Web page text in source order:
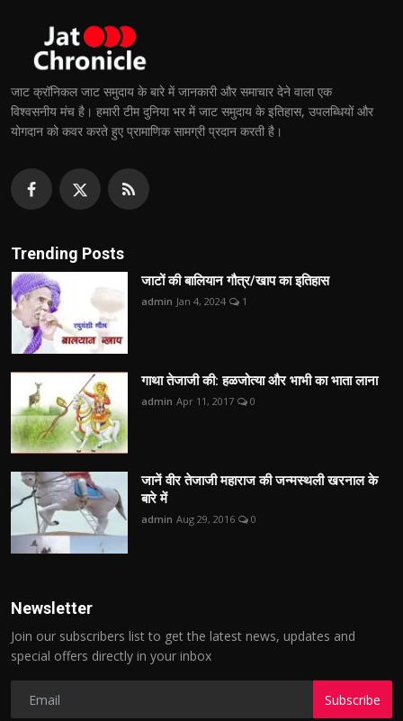
जाट क्रॉनिकल जाट समुदाय के बारे में जानकारी और समाचार देने वाला एक
विश्वसनीय मंच है। हमारी टीम दुनिया भर में जाट समुदाय के इतिहास, उपलब्धियों और
योगदान को कवर करते हुए प्रामाणिक सामग्री प्रदान करती है।
Trending Posts
जाटों की बालियान गौत्र/खाप का इतिहास
admin Jan 4, 2024 1
गाथा तेजाजी की: हळजोत्या और भाभी का भाता लाना
admin Apr 11, 2017 0
जानें वीर तेजाजी महाराज की जन्मस्थली खरनाल के
बारे में
admin Aug 29, 2016 0
Newsletter
Join our subscribers list to get the latest news, updates and
special offers directly in your inbox
Subscribe